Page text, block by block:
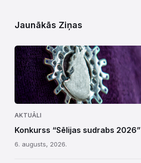
Jaunākās Ziņas
AKTUĀLI
Konkurss “Sēlijas sudrabs 2026”
6. augusts, 2026.